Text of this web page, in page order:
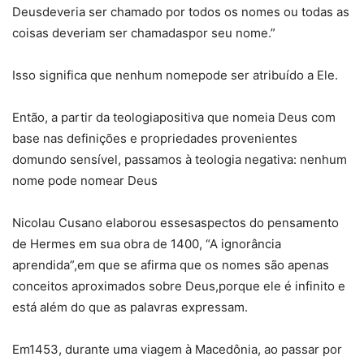
Deusdeveria ser chamado por todos os nomes ou todas as
coisas deveriam ser chamadaspor seu nome.”
Isso significa que nenhum nomepode ser atribuído a Ele.
Então, a partir da teologiapositiva que nomeia Deus com
base nas definições e propriedades provenientes
domundo sensível, passamos à teologia negativa: nenhum
nome pode nomear Deus
Nicolau Cusano elaborou essesaspectos do pensamento
de Hermes em sua obra de 1400, “A ignorância
aprendida”,em que se afirma que os nomes são apenas
conceitos aproximados sobre Deus,porque ele é infinito e
está além do que as palavras expressam.
Em1453, durante uma viagem à Macedônia, ao passar por